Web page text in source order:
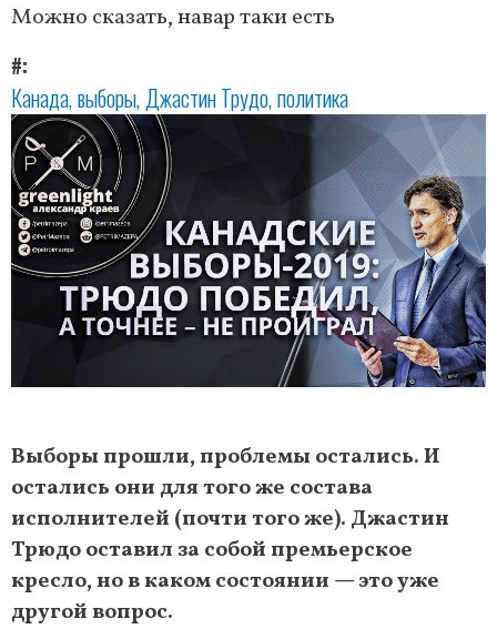
Можно сказать, навар таки есть
#
Канада выборы Джастин Трудо политика
Выборы прошли, проблемы остались. И
остались они для того же состава
исполнителей (почти того же). Джастин
Трюдо оставил за собой премьерское
кресло, но в каком состоянии — это уже
другой вопрос.